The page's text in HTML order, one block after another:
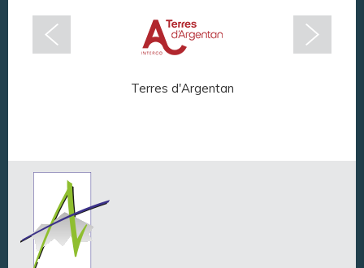
Terres d'Argentan